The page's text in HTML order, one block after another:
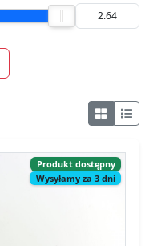
Produkt dostępny
Wysyłamy za 3 dni